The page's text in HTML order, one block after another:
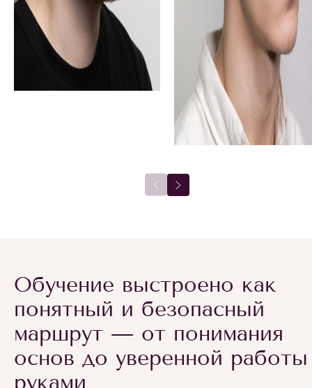
Обучение выстроено как
понятный и безопасный
маршрут — от понимания
основ до уверенной работы
руками